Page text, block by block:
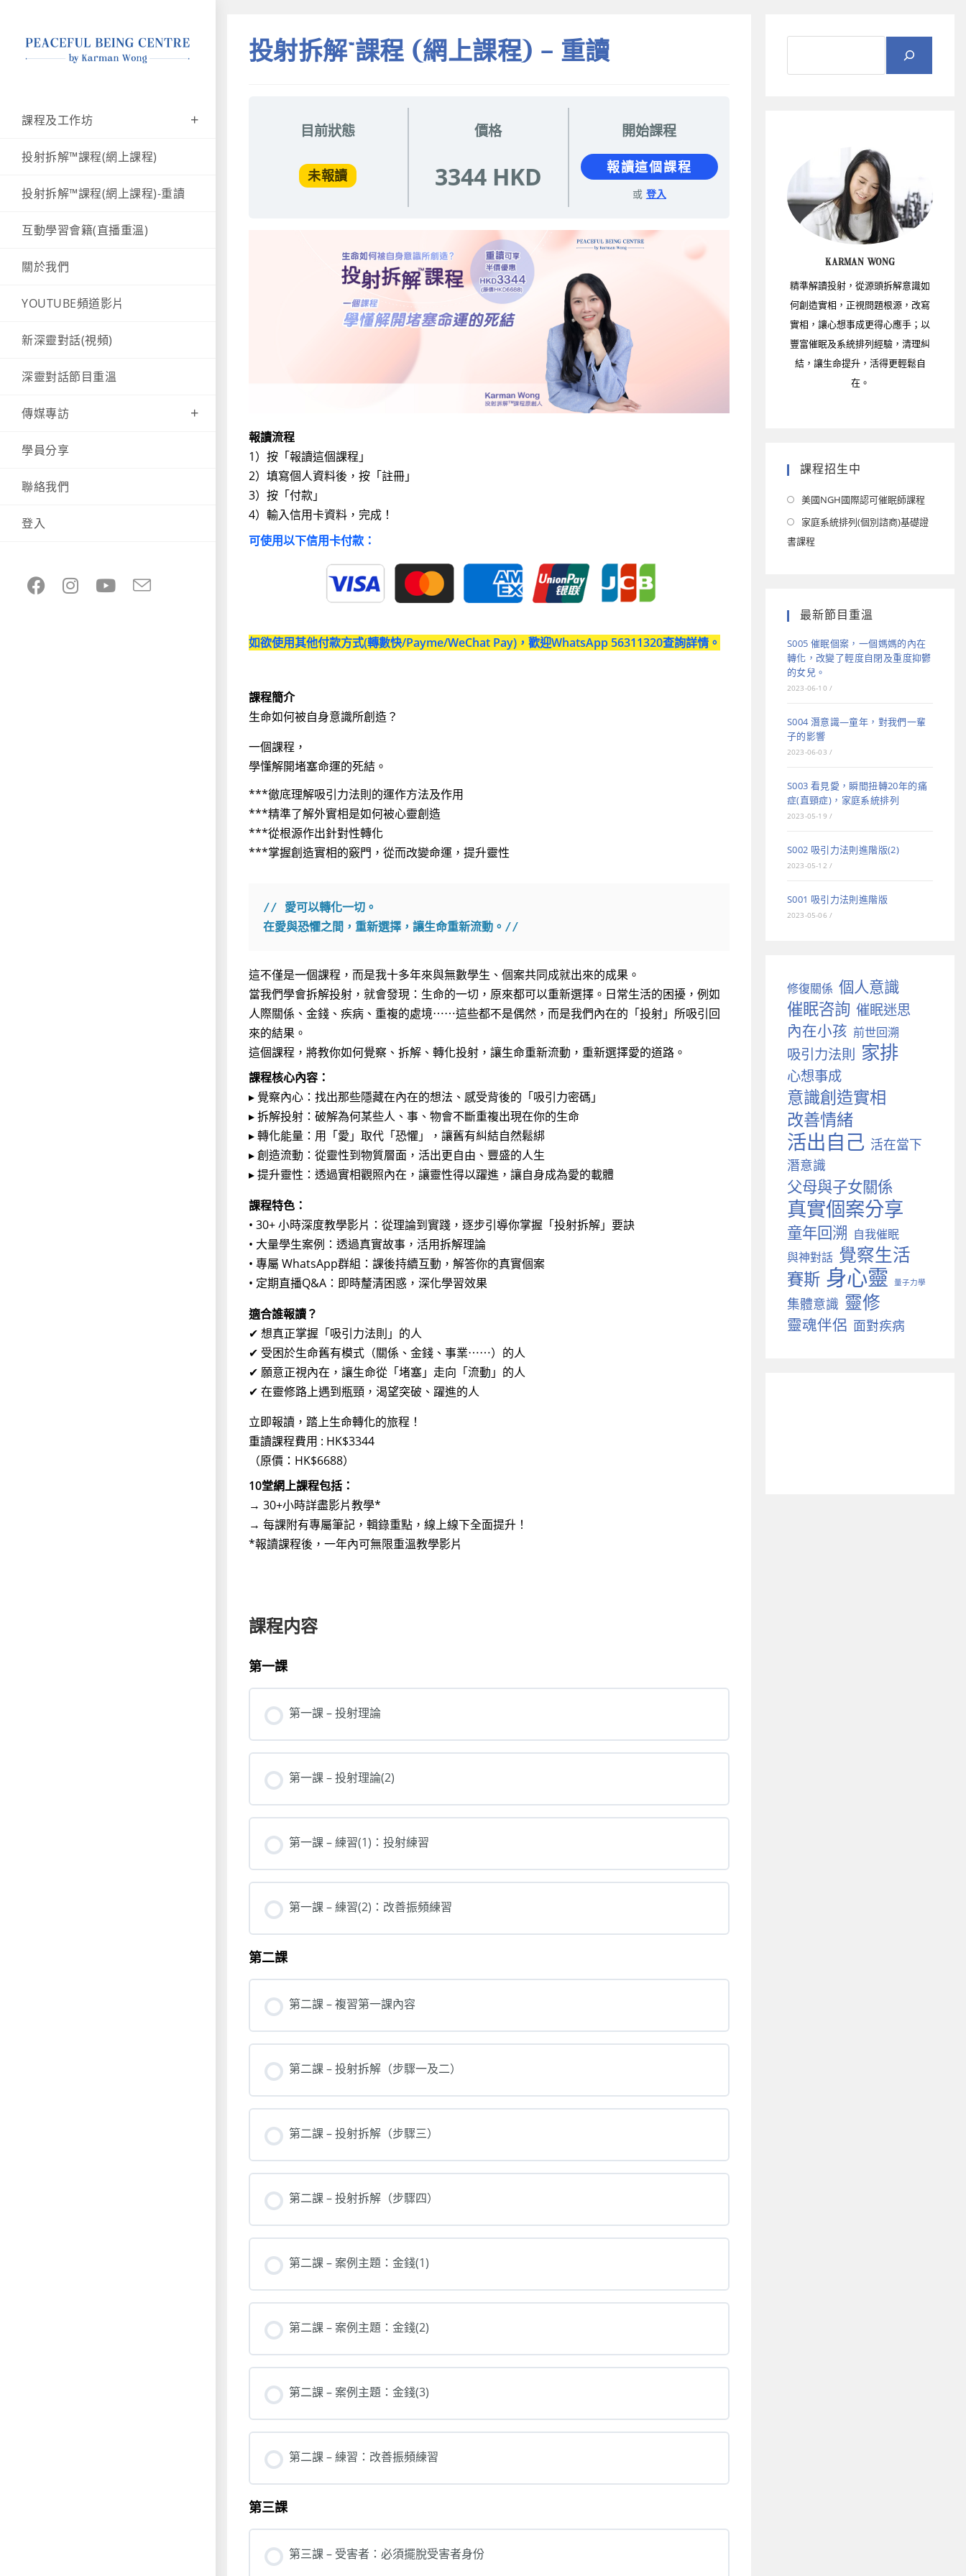
課程及工作坊
投射拆解™課程(網上課程)
投射拆解™課程(網上課程)-重讀
互動學習會籍(直播重溫)
關於我們
YOUTUBE頻道影片
新深靈對話(視頻)
深靈對話節目重溫
傳媒專訪
學員分享
聯絡我們
登入
投射拆解™課程 (網上課程) – 重讀
目前狀態
未報讀
價格
3344 HKD
開始課程
報讀這個課程
或 登入
報讀流程
1）按「報讀這個課程」
2）填寫個人資料後，按「註冊」
3）按「付款」
4）輸入信用卡資料，完成！
可使用以下信用卡付款：
如欲使用其他付款方式(轉數快/Payme/WeChat Pay)，歡迎WhatsApp 56311320查詢詳情。
課程簡介
生命如何被自身意識所創造？
一個課程，
學懂解開堵塞命運的死結。
***徹底理解吸引力法則的運作方法及作用
***精準了解外實相是如何被心靈創造
***從根源作出針對性轉化
***掌握創造實相的竅門，從而改變命運，提升靈性
// 愛可以轉化一切。
在愛與恐懼之間，重新選擇，讓生命重新流動。//
這不僅是一個課程，而是我十多年來與無數學生、個案共同成就出來的成果。
當我們學會拆解投射，就會發現：生命的一切，原來都可以重新選擇。日常生活的困擾，例如
人際關係、金錢、疾病、重複的處境⋯⋯這些都不是偶然，而是我們內在的「投射」所吸引回
來的結果。
這個課程，將教你如何覺察、拆解、轉化投射，讓生命重新流動，重新選擇愛的道路。
課程核心內容：
▸ 覺察內心：找出那些隱藏在內在的想法、感受背後的「吸引力密碼」
▸ 拆解投射：破解為何某些人、事、物會不斷重複出現在你的生命
▸ 轉化能量：用「愛」取代「恐懼」，讓舊有糾結自然鬆綁
▸ 創造流動：從靈性到物質層面，活出更自由、豐盛的人生
▸ 提升靈性：透過實相觀照內在，讓靈性得以躍進，讓自身成為愛的載體
課程特色：
•⁠ ⁠30+ 小時深度教學影片：從理論到實踐，逐步引導你掌握「投射拆解」要訣
•⁠ ⁠大量學生案例：透過真實故事，活用拆解理論
•⁠ ⁠專屬 WhatsApp群組：課後持續互動，解答你的真實個案
•⁠ ⁠定期直播Q&A：即時釐清困惑，深化學習效果
適合誰報讀？
✔ 想真正掌握「吸引力法則」的人
✔ 受困於生命舊有模式（關係、金錢、事業⋯⋯）的人
✔ 願意正視內在，讓生命從「堵塞」走向「流動」的人
✔ 在靈修路上遇到瓶頸，渴望突破、躍進的人
立即報讀，踏上生命轉化的旅程！
重讀課程費用 : HK$3344
（原價：HK$6688）
10堂網上課程包括：
→ 30+小時詳盡影片教學*
→ 每課附有專屬筆記，輯錄重點，線上線下全面提升！
*報讀課程後，一年內可無限重溫教學影片
課程内容
第一課
第一課 – 投射理論
第一課 – 投射理論(2)
第一課 – 練習(1)：投射練習
第一課 – 練習(2)：改善振頻練習
第二課
第二課 – 複習第一課內容
第二課 – 投射拆解（步驟一及二）
第二課 – 投射拆解（步驟三）
第二課 – 投射拆解（步驟四）
第二課 – 案例主題：金錢(1)
第二課 – 案例主題：金錢(2)
第二課 – 案例主題：金錢(3)
第二課 – 練習：改善振頻練習
第三課
第三課 – 受害者：必須擺脫受害者身份
KARMAN WONG
精準解讀投射，從源頭拆解意識如
何創造實相，正視問題根源，改寫
實相，讓心想事成更得心應手；以
豐富催眠及系統排列經驗，清理糾
結，讓生命提升，活得更輕鬆自
在。
課程招生中
美國NGH國際認可催眠師課程
家庭系統排列(個別諮商)基礎證
書課程
最新節目重溫
S005 催眠個案，一個媽媽的內在
轉化，改變了輕度自閉及重度抑鬱
的女兒。
2023-06-10 /
S004 潛意識—童年，對我們一輩
子的影響
2023-06-03 /
S003 看見愛，瞬間扭轉20年的痛
症(直頸症)，家庭系統排列
2023-05-19 /
S002 吸引力法則進階版(2)
2023-05-12 /
S001 吸引力法則進階版
2023-05-06 /
修復關係 個人意識
催眠咨詢 催眠迷思
內在小孩 前世回溯
吸引力法則 家排
心想事成
意識創造實相
改善情緒
活出自己 活在當下
潛意識
父母與子女關係
真實個案分享
童年回溯 自我催眠
與神對話 覺察生活
賽斯 身心靈 量子力學
集體意識 靈修
靈魂伴侶 面對疾病